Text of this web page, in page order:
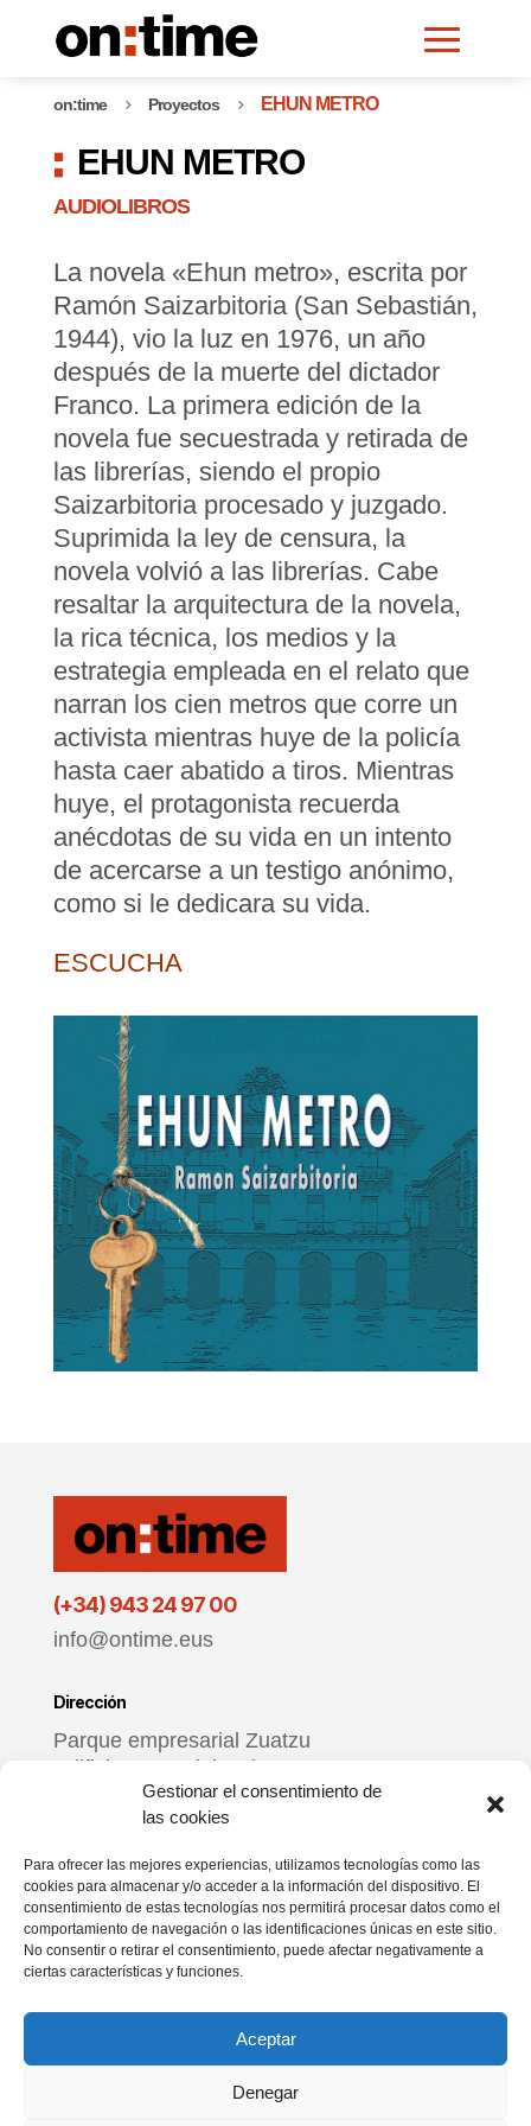
Gestionar el consentimiento de
las cookies
Para ofrecer las mejores experiencias, utilizamos tecnologías como las
cookies para almacenar y/o acceder a la información del dispositivo. El
consentimiento de estas tecnologías nos permitirá procesar datos como el
comportamiento de navegación o las identificaciones únicas en este sitio.
No consentir o retirar el consentimiento, puede afectar negativamente a
ciertas características y funciones.
Aceptar
Denegar
on:time 5 Proyectos 5 EHUN METRO
EHUN METRO
AUDIOLIBROS
La novela «Ehun metro», escrita por
Ramón Saizarbitoria (San Sebastián,
1944), vio la luz en 1976, un año
después de la muerte del dictador
Franco. La primera edición de la
novela fue secuestrada y retirada de
las librerías, siendo el propio
Saizarbitoria procesado y juzgado.
Suprimida la ley de censura, la
novela volvió a las librerías. Cabe
resaltar la arquitectura de la novela,
la rica técnica, los medios y la
estrategia empleada en el relato que
narran los cien metros que corre un
activista mientras huye de la policía
hasta caer abatido a tiros. Mientras
huye, el protagonista recuerda
anécdotas de su vida en un intento
de acercarse a un testigo anónimo,
como si le dedicara su vida.
ESCUCHA
(+34) 943 24 97 00
info@ontime.eus
Dirección
Parque empresarial Zuatzu
Edificio Donosti, local 3
20018 Donostia – Gipuzkoa
Horario
De lunes a viernes
9:00 – 17:00
Redes sociales